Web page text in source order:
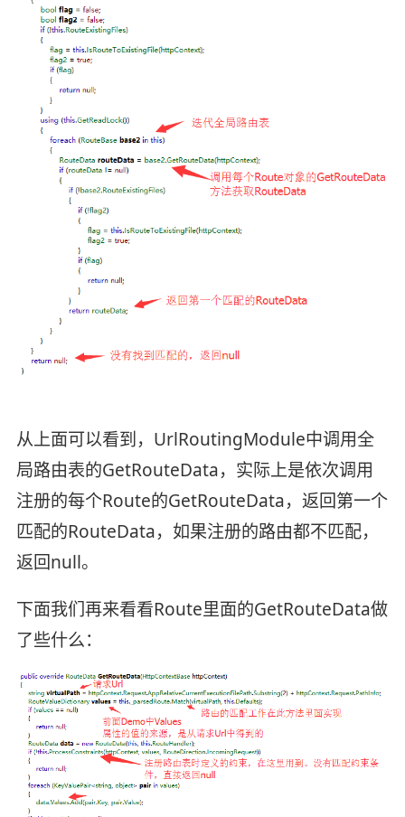
从上面可以看到，UrlRoutingModule中调用全
局路由表的GetRouteData，实际上是依次调用
注册的每个Route的GetRouteData，返回第一个
匹配的RouteData，如果注册的路由都不匹配，
返回null。
下面我们再来看看Route里面的GetRouteData做
了些什么：